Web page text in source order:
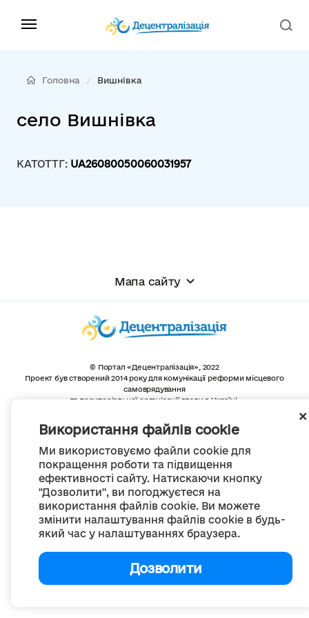
Використання файлів cookie
Ми використовуємо файли cookie для
покращення роботи та підвищення
ефективності сайту. Натискаючи кнопку
"Дозволити", ви погоджуєтеся на
використання файлів cookie. Ви можете
змінити налаштування файлів cookie в будь-
який час у налаштуваннях браузера.
Дозволити
Головна Вишнівка
село Вишнівка
КАТОТТГ: UA26080050060031957
Мапа сайту
© Портал «Децентралізація», 2022
Проект був створений 2014 року для комунікації реформи місцевого
самоврядування
та територіальної організації влади в Україні.
Весь контент доступний за ліцензією
Creative Commons Attribution 4.0 International license,
якщо не зазначено інше